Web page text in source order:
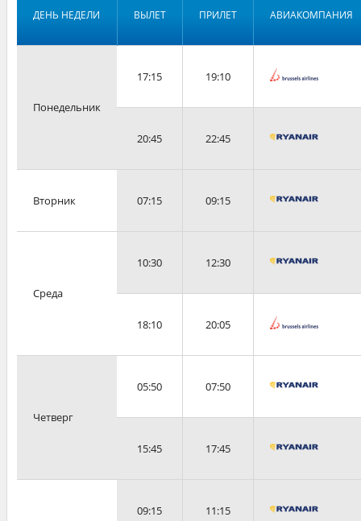
ДЕНЬ НЕДЕЛИ ВЫЛЕТ ПРИЛЕТ АВИАКОМПАНИЯ
Понедельник
17:15 19:10
20:45 22:45
Вторник 07:15 09:15
Среда
10:30 12:30
18:10 20:05
Четверг
05:50 07:50
15:45 17:45
09:15 11:15